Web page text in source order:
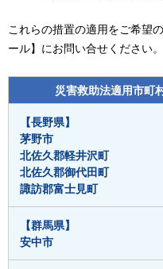
これらの措置の適用をご希望
ール】にお問い合せください。
災害救助法適用市町
【長野県】
茅野市
北佐久郡軽井沢町
北佐久郡御代田町
諏訪郡富士見町
【群馬県】
安中市